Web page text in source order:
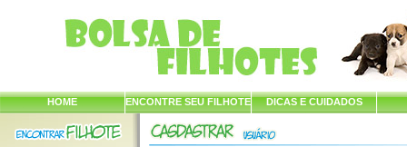
HOME ENCONTRE SEU FILHOTE DICAS E CUIDADOS